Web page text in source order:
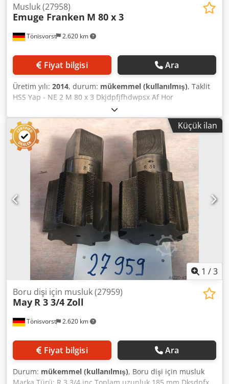
Tönisvorst 2.620 km
Musluk (27958)
Emuge Franken M 80 x 3
Fiyat bilgisi Ara
Üretim yılı: 2014, durum: mükemmel (kullanılmış), Taklit
HSS Yap - NE 2 M 80 x 3 Dkjdpfjfhdwpsx Af Hor
Küçük ilan
1 /3
Tönisvorst 2.620 km
Boru dişi için musluk (27959)
May R 3 3/4 Zoll
Fiyat bilgisi Ara
Durum: mükemmel (kullanılmış), Boru dişi için musluk